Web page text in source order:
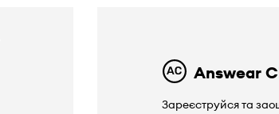
Answear
Зареєструйся та